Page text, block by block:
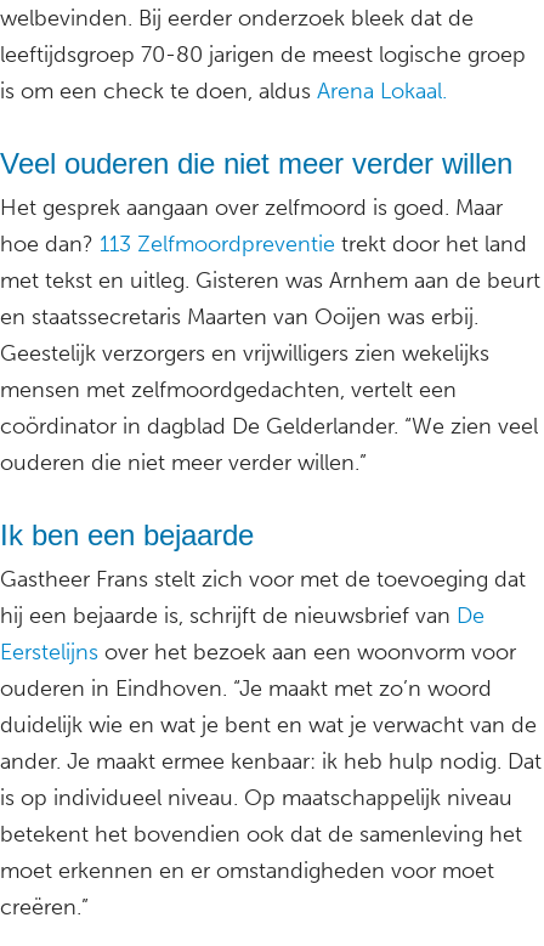
welbevinden. Bij eerder onderzoek bleek dat de
leeftijdsgroep 70-80 jarigen de meest logische groep
is om een check te doen, aldus Arena Lokaal.
Veel ouderen die niet meer verder willen
Het gesprek aangaan over zelfmoord is goed. Maar
hoe dan? 113 Zelfmoordpreventie trekt door het land
met tekst en uitleg. Gisteren was Arnhem aan de beurt
en staatssecretaris Maarten van Ooijen was erbij.
Geestelijk verzorgers en vrijwilligers zien wekelijks
mensen met zelfmoordgedachten, vertelt een
coördinator in dagblad De Gelderlander. “We zien veel
ouderen die niet meer verder willen.”
Ik ben een bejaarde
Gastheer Frans stelt zich voor met de toevoeging dat
hij een bejaarde is, schrijft de nieuwsbrief van De
Eerstelijns over het bezoek aan een woonvorm voor
ouderen in Eindhoven. “Je maakt met zo’n woord
duidelijk wie en wat je bent en wat je verwacht van de
ander. Je maakt ermee kenbaar: ik heb hulp nodig. Dat
is op individueel niveau. Op maatschappelijk niveau
betekent het bovendien ook dat de samenleving het
moet erkennen en er omstandigheden voor moet
creëren.”